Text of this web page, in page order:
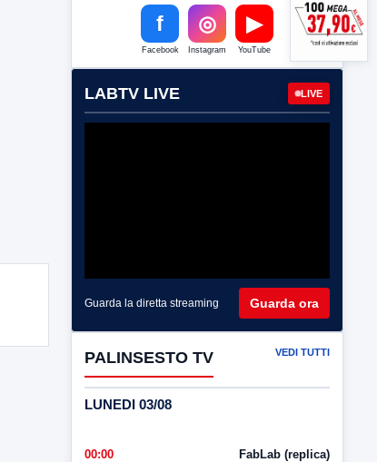
f
Facebook
◎
Instagram
▶
YouTube
LABTV LIVE LIVE
Guarda la diretta streaming Guarda ora
PALINSESTO TV VEDI TUTTI
LUNEDI 03/08
00:00 FabLab (replica)